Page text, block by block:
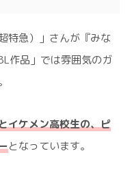
特急）」さんが『みな
作品」では雰囲気のガ
イケメン高校生の、ピ
となっています。